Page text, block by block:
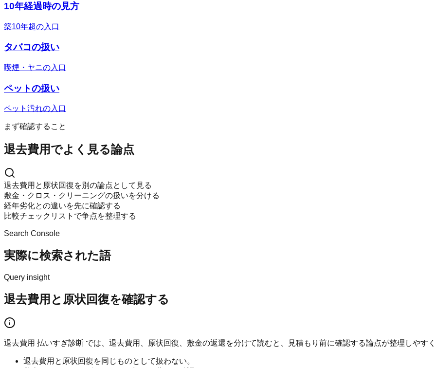
10年経過時の見方
築10年超の入口
タバコの扱い
喫煙・ヤニの入口
ペットの扱い
ペット汚れの入口
まず確認すること
退去費用でよく見る論点
退去費用と原状回復を別の論点として見る
敷金・クロス・クリーニングの扱いを分ける
経年劣化との違いを先に確認する
比較チェックリストで争点を整理する
Search Console
実際に検索された語
Query insight
退去費用と原状回復を確認する
退去費用 払いすぎ診断 では、退去費用、原状回復、敷金の返還を分けて読むと、見積もり前に確認する論点が整理しやすく
退去費用と原状回復を同じものとして扱わない。